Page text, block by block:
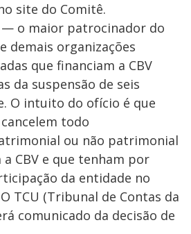
site do Comitê.
— o maior patrocinador do
demais organizações
que financiam a CBV
da suspensão de seis
O intuito do ofício é que
todo
ou não patrimonial
CBV e que tenham por
da entidade no
TCU (Tribunal de Contas da
comunicado da decisão de